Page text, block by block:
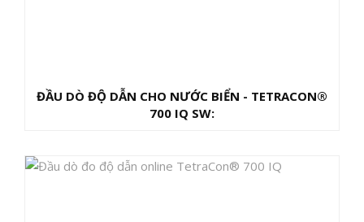
ĐẦU DÒ ĐỘ DẪN CHO NƯỚC BIỂN - TETRACON®
700 IQ SW: